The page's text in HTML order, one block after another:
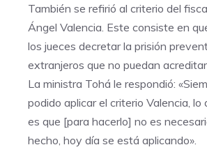
También se refirió al criterio del
Ángel Valencia. Este consiste en
los jueces decretar la prisión
extranjeros que no puedan
La ministra Tohá le respondió:
podido aplicar el criterio Valencia, lo
es que [para hacerlo] no es
hecho, hoy día se está aplicando».